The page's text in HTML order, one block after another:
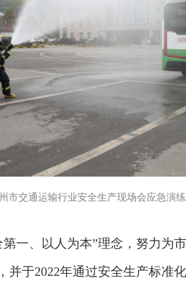
市交通运输行业安全生产现场会应急演练
一、以人为本”理念，努力为
并于2022年通过安全生产标准